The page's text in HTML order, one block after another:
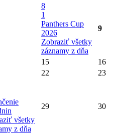
8
1
Panthers Cup
2026
Zobraziť všetky
záznamy z dňa
9
15
16
22 23
všetky
z dňa
29 30